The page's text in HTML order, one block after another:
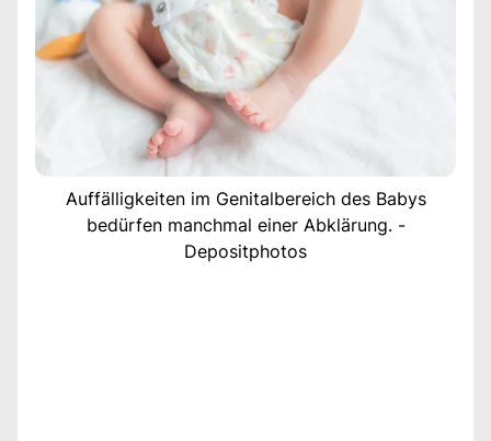
Auffälligkeiten im Genitalbereich des Babys
bedürfen manchmal einer Abklärung. -
Depositphotos